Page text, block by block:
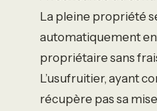
La pleine propriété
automatiquement
propriétaire sans
L’usufruitier, ayant
récupère pas sa